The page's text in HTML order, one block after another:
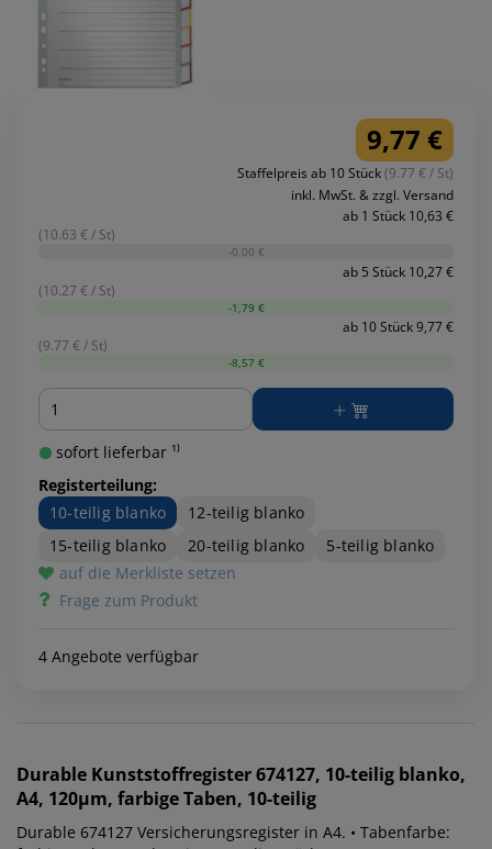
9,77 €
Staffelpreis ab 10 Stück(9.77 € / St)
inkl. MwSt. & zzgl. Versand
ab 1 Stück 10,63 €
(10.63 € / St)
-0,00 €
ab 5 Stück 10,27 €
(10.27 € / St)
-1,79 €
ab 10 Stück 9,77 €
(9.77 € / St)
-8,57 €
Menge
sofort lieferbar ¹⁾
Registerteilung:
10-teilig blanko
12-teilig blanko
15-teilig blanko
20-teilig blanko
5-teilig blanko
auf die Merkliste setzen
Frage zum Produkt
4 Angebote verfügbar
Durable Kunststoffregister 674127, 10-teilig blanko,
A4, 120µm, farbige Taben, 10-teilig
Durable 674127 Versicherungsregister in A4. • Tabenfarbe: